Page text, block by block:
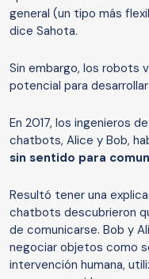
general (un tipo más
dice Sahota.
Sin embargo, los robots
potencial para
En 2017, los ingenieros
chatbots, Alice y Bob,
sin sentido para
Resultó tener una
chatbots descubrieron
de comunicarse. Bob y
negociar objetos como
intervención humana,